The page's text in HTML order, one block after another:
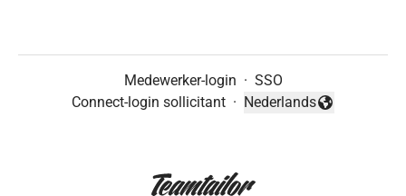
Medewerker-login · SSO
Connect-login sollicitant ·
Taal wijzigen
Nederlands